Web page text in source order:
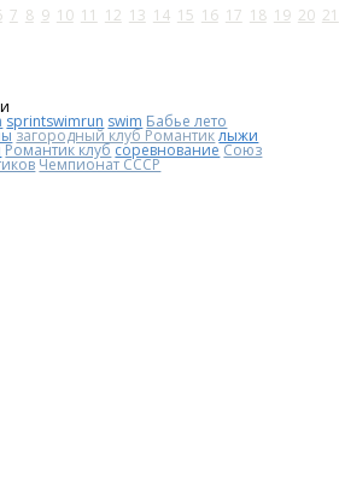
7 8 9 10 11 12 13 14 15 16 17 18 19 20 21
sprintswimrun swim Бабье лето
загородный клуб Романтиклыжи
Романтик клубсоревнованиеСоюз
Чемпионат СССР